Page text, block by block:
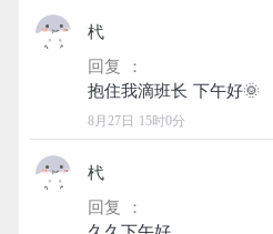
杙
回复 ：
8月27日 15时0分
杙
回复 ：